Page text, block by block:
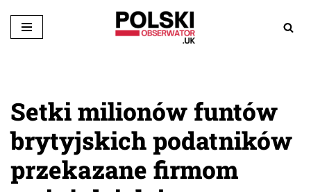
Przejdź
Setki milionów funtów
brytyjskich podatników
przekazane firmom